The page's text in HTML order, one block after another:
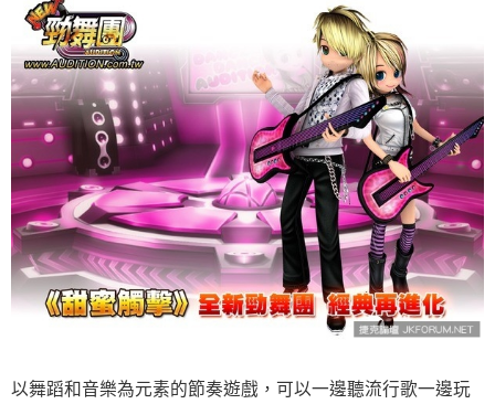
以舞蹈和音樂為元素的節奏遊戲，可以一邊聽流行歌一邊玩